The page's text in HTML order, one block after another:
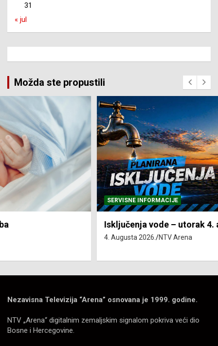
31
« jul
Možda ste propustili
SERVISNE INFORMACIJE
Isključenja vode – utorak 4. avgust
NTV Arena
Nezavisna Televizija “Arena” osnovana je 1999. godine.
NTV „Arena“ digitalnim zemaljskim signalom pokriva veći dio
Bosne i Hercegovine.